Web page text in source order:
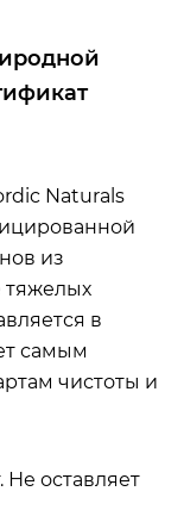
Naturals
из
тяжелых
в
самым
чистоты и
оставляет